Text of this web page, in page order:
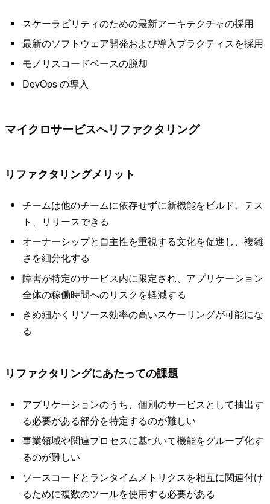
スケーラビリティのための最新アーキテクチャの採用
最新のソフトウェア開発および導入プラクティスを採用
モノリスコードベースの脱却
DevOps の導入
マイクロサービスへリファクタリング
リファクタリングメリット
チームは他のチームに依存せずに新機能をビルド、テス
ト、リリースできる
オーナーシップと自主性を重視する文化を促進し、複雑
さを細分化する
障害が特定のサービス内に限定され、アプリケーション
全体の稼働時間へのリスクを軽減する
きめ細かくリソース効率の高いスケーリングが可能にな
る
リファクタリングにあたっての課題
アプリケーションのうち、個別のサービスとして抽出す
る必要がある部分を特定するのが難しい
事業領域や関連プロセスに基づいて機能をグループ化す
るのが難しい
ソースコードとランタイムメトリクスを相互に関連付け
るために複数のツールを使用する必要がある